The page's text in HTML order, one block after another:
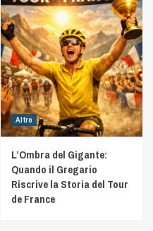
Altro
L’Ombra del Gigante:
Quando il Gregario
Riscrive la Storia del Tour
de France